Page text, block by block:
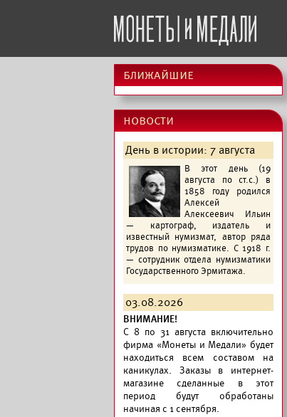
ближайшие
новости
День в истории: 7 августа
В этот день (19
августа по ст.с.) в
1858 году родился
Алексей
Алексеевич Ильин
— картограф, издатель и
известный нумизмат, автор ряда
трудов по нумизматике. С 1918 г.
— сотрудник отдела нумизматики
Государственного Эрмитажа.
03.08.2026
ВНИМАНИЕ!
C 8 по 31 августа включительно
фирма «Монеты и Медали» будет
находиться всем составом на
каникулах. Заказы в интернет-
магазине сделанные в этот
период будут обработаны
начиная с 1 сентября.